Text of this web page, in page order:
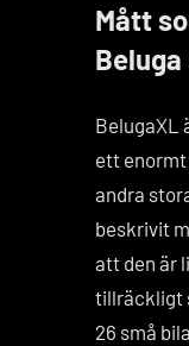
Mått
BelugaXL
ett
andra
beskrivit
att den är
tillräckligt
26 små